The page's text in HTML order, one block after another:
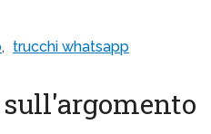
, trucchi whatsapp